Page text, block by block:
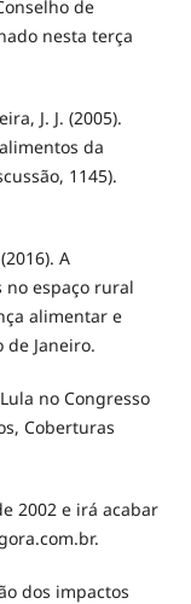
de
nesta terça
J. J. (2005).
da
1145).
A
espaço rural
alimentar e
de Janeiro.
no Congresso
Coberturas
2002 e irá acabar
dos impactos